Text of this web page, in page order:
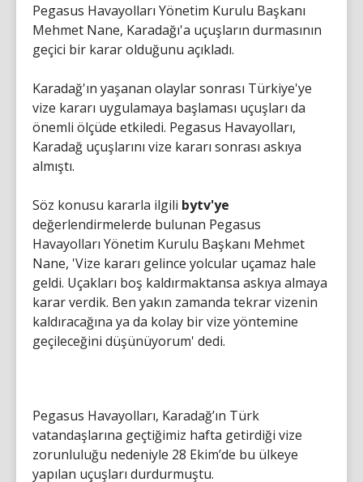
Pegasus Havayolları Yönetim Kurulu Başkanı
Mehmet Nane, Karadağı'a uçuşların durmasının
geçici bir karar olduğunu açıkladı.
Karadağ'ın yaşanan olaylar sonrası Türkiye'ye
vize kararı uygulamaya başlaması uçuşları da
önemli ölçüde etkiledi. Pegasus Havayolları,
Karadağ uçuşlarını vize kararı sonrası askıya
almıştı.
Söz konusu kararla ilgili bytv'ye
değerlendirmelerde bulunan Pegasus
Havayolları Yönetim Kurulu Başkanı Mehmet
Nane, 'Vize kararı gelince yolcular uçamaz hale
geldi. Uçakları boş kaldırmaktansa askıya almaya
karar verdik. Ben yakın zamanda tekrar vizenin
kaldıracağına ya da kolay bir vize yöntemine
geçileceğini düşünüyorum' dedi.
Pegasus Havayolları, Karadağ’ın Türk
vatandaşlarına geçtiğimiz hafta getirdiği vize
zorunluluğu nedeniyle 28 Ekim’de bu ülkeye
yapılan uçuşları durdurmuştu.